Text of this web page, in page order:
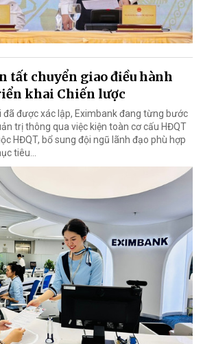
tất chuyển giao điều hành
khai Chiến lược
được xác lập, Eximbank đang từng bước
trị thông qua việc kiện toàn cơ cấu HĐQT
HĐQT, bổ sung đội ngũ lãnh đạo phù hợp
tiêu...